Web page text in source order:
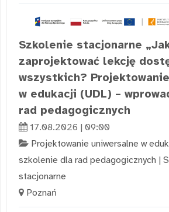
Szkolenie stacjonarne
zaprojektować lekcję
wszystkich?
w edukacji (UDL) –
rad pedagogicznych
17.08.2026 | 09:00
Projektowanie uniwersalne w
szkolenie dla rad pedagogicznych |
stacjonarne
Poznań